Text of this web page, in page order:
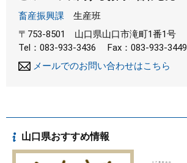
畜産振興課
生産班
〒753-8501
山口県山口市滝町1番1号
Tel：083-933-3436
Fax：083-933-3449
メールでのお問い合わせはこちら
山口県おすすめ情報